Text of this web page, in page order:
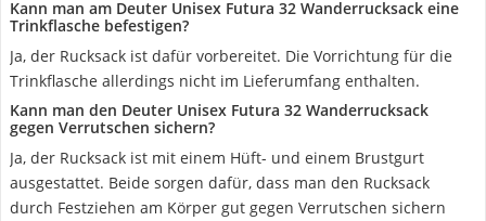
Kann man am Deuter Unisex Futura 32 Wanderrucksack eine
Trinkflasche befestigen?
Ja, der Rucksack ist dafür vorbereitet. Die Vorrichtung für die
Trinkflasche allerdings nicht im Lieferumfang enthalten.
Kann man den Deuter Unisex Futura 32 Wanderrucksack
gegen Verrutschen sichern?
Ja, der Rucksack ist mit einem Hüft- und einem Brustgurt
ausgestattet. Beide sorgen dafür, dass man den Rucksack
durch Festziehen am Körper gut gegen Verrutschen sichern